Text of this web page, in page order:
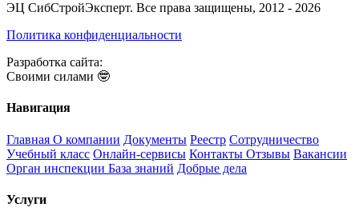
ЭЦ СибСтройЭксперт. Все права защищены, 2012 - 2026
Политика конфиденциальности
Разработка сайта:
Своими силами 🤓
Навигация
Главная О компании Документы Реестр Сотрудничество
Учебный класс Онлайн-сервисы Контакты Отзывы Вакансии
Орган инспекции База знаний Добрые дела
Услуги